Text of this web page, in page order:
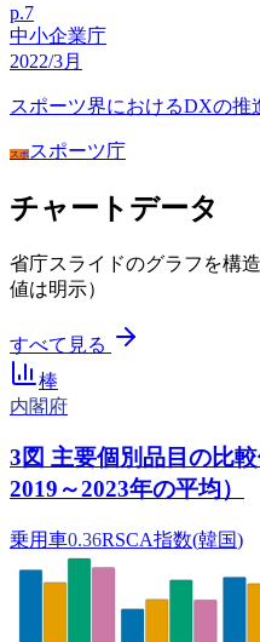
p.7
中小企業庁
2022/3月
スポーツ界におけるDXの推
スポ スポーツ庁
チャートデータ
省庁スライドのグラフを構
値は明示）
すべて見る
棒
内閣府
3図 主要個別品目の比
2019～2023年の平均）
乗用車0.36RSCA指数(韓国)